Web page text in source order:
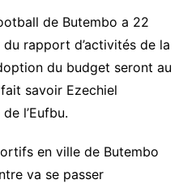
de Butembo a 22
rapport d’activités de la
du budget seront au
savoir Ezechiel
l’Eufbu.
en ville de Butembo
va se passer